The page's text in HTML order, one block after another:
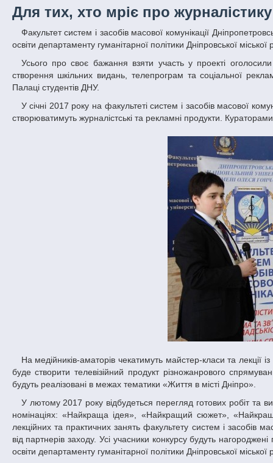
Для тих, хто мріє про журналістику
Факультет систем і засобів масової комунікації Дніпропетровського національного університету імені Олеся Гончара спільно з Управлінням
освіти департаменту гуманітарної політики Дніпровської
Усього про своє бажання взяти участь у проекті оголосили 12 середніх навчальних закладів, які вже мають досвід творчої роботи зі
створення шкільних видань, телепрограм та соціальної
Палаці студентів ДНУ.
У січні 2017 року на факультеті систем і засобів масової комунікації відбудеться другий етап змагання серед старшокласників, у якому учні
створюватимуть журналістські та рекламні продукти.
На медійників-аматорів чекатимуть майстер-класи та лекції із професійної журналістики та рекламної справи. Після цього їхнім завданням
буде створити телевізійний продукт різножанрового
будуть реалізовані в межах тематики «Життя в місті Дніпро».
У лютому 2017 року відбудеться перегляд готових робіт та визначаться переможці конкурсу. Учасники будуть нагороджені в різноманітних
номінаціях: «Найкраща ідея», «Найкращий сюжет»,
лекційних та практичних занять факультету систем і засобів
від партнерів заходу. Усі учасники конкурсу будуть
освіти департаменту гуманітарної політики Дніпровської міської